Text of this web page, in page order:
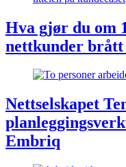
Hva gjør du om
nettkunder brått
Nettselskapet
Embriq